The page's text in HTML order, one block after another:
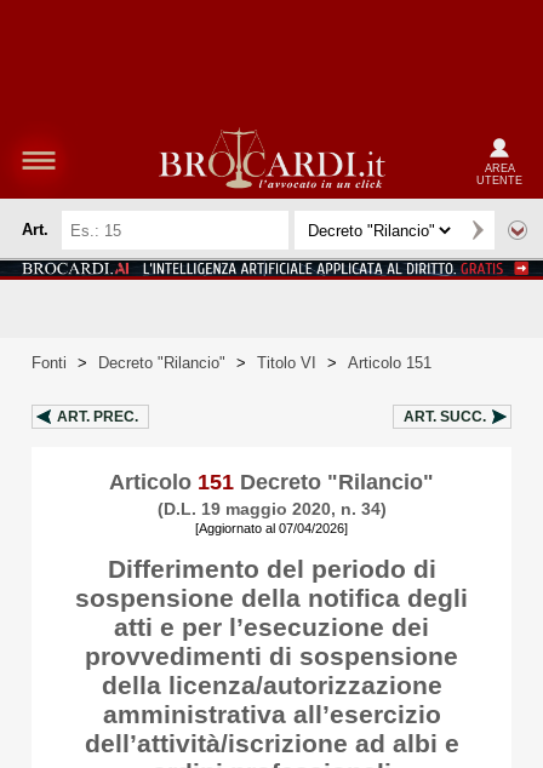
AREA
UTENTE
Art.
Fonti > Decreto "Rilancio" > Titolo VI > Articolo 151
ART. PREC. ART. SUCC.
Articolo 151 Decreto "Rilancio"
(D.L. 19 maggio 2020, n. 34)
[Aggiornato al 07/04/2026]
Differimento del periodo di
sospensione della notifica degli
atti e per l’esecuzione dei
provvedimenti di sospensione
della licenza/autorizzazione
amministrativa all’esercizio
dell’attività/iscrizione ad albi e